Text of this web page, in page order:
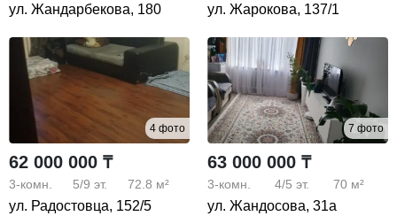
ул. Жандарбекова, 180 ул. Жарокова, 137/1
4 фото
62 000 000 ₸
3-комн. 5/9 эт. 72.8 м²
ул. Радостовца, 152/5
7 фото
63 000 000 ₸
3-комн. 4/5 эт. 70 м²
ул. Жандосова, 31а